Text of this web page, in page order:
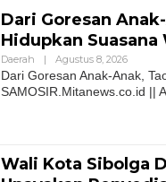
Dari Goresan
Hidupkan Suasana
Daerah | Agustus 8, 2026
Dari Goresan Anak-Anak,
SAMOSIR.Mitanews.co.id ||
Wali Kota Sibolga